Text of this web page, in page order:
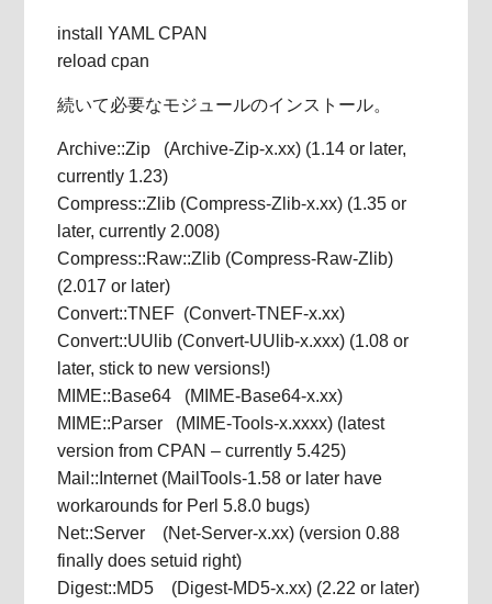
install YAML CPAN
reload cpan
続いて必要なモジュールのインストール。
Archive::Zip (Archive-Zip-x.xx) (1.14 or later,
currently 1.23)
Compress::Zlib (Compress-Zlib-x.xx) (1.35 or
later, currently 2.008)
Compress::Raw::Zlib (Compress-Raw-Zlib)
(2.017 or later)
Convert::TNEF (Convert-TNEF-x.xx)
Convert::UUlib (Convert-UUlib-x.xxx) (1.08 or
later, stick to new versions!)
MIME::Base64 (MIME-Base64-x.xx)
MIME::Parser (MIME-Tools-x.xxxx) (latest
version from CPAN – currently 5.425)
Mail::Internet (MailTools-1.58 or later have
workarounds for Perl 5.8.0 bugs)
Net::Server (Net-Server-x.xx) (version 0.88
finally does setuid right)
Digest::MD5 (Digest-MD5-x.xx) (2.22 or later)